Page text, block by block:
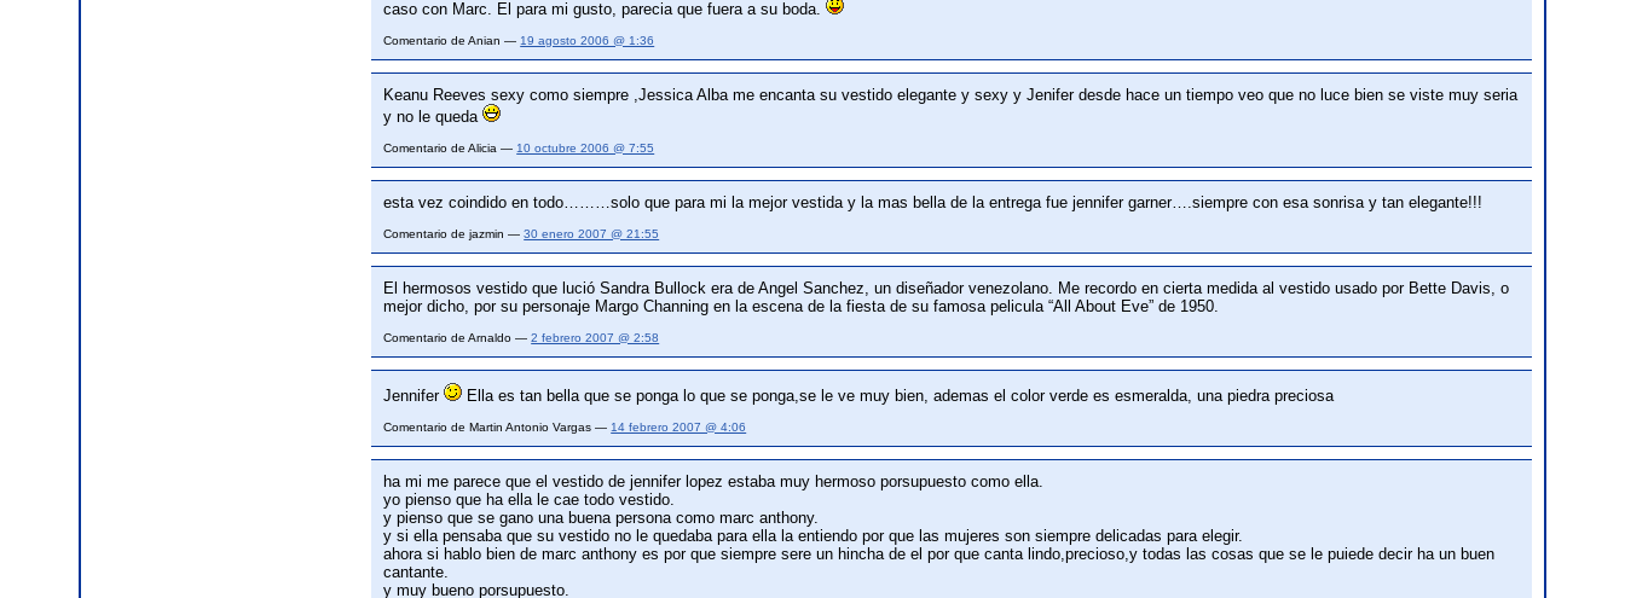
caso con Marc. El para mi gusto, parecia que fuera a su boda.
Comentario de Anian — 19 agosto 2006 @ 1:36
Keanu Reeves sexy como siempre ,Jessica Alba me encanta su vestido elegante y sexy y Jenifer desde hace un tiempo veo que no luce bien se viste muy seria
y no le queda
Comentario de Alicia — 10 octubre 2006 @ 7:55
esta vez coindido en todo………solo que para mi la mejor vestida y la mas bella de la entrega fue jennifer garner….siempre con esa sonrisa y tan elegante!!!
Comentario de jazmin —30 enero 2007 @ 21:55
El hermosos vestido que lució Sandra Bullock era de Angel Sanchez, un diseñador venezolano. Me recordo en cierta medida al vestido usado por Bette Davis, o
mejor dicho, por su personaje Margo Channing en la escena de la fiesta de su famosa pelicula “All About Eve” de 1950.
Comentario de Arnaldo —2 febrero 2007 @ 2:58
Jennifer Ella es tan bella que se ponga lo que se ponga,se le ve muy bien, ademas el color verde es esmeralda, una piedra preciosa
Comentario de Martin Antonio Vargas — 14 febrero 2007 @ 4:06
ha mi me parece que el vestido de jennifer lopez estaba muy hermoso porsupuesto como ella.
yo pienso que ha ella le cae todo vestido.
y pienso que se gano una buena persona como marc anthony.
y si ella pensaba que su vestido no le quedaba para ella la entiendo por que las mujeres son siempre delicadas para elegir.
ahora si hablo bien de marc anthony es por que siempre sere un hincha de el por que canta lindo,precioso,y todas las cosas que se le puiede decir ha un buen
cantante.
y muy bueno porsupuesto.